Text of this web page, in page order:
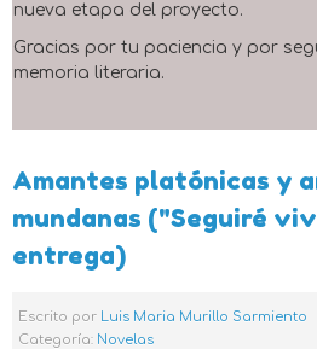
nueva etapa del proyecto.
Gracias por tu paciencia y por
memoria literaria.
Amantes platónicas y
mundanas ("Seguiré
entrega)
Escrito por Luis Maria Murillo Sarmiento
Categoría: Novelas